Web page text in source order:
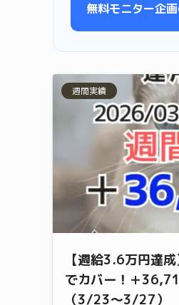
無料モニター企
週間実績
【週給3.6万円達
でカバー！＋
（3/23〜3/27）